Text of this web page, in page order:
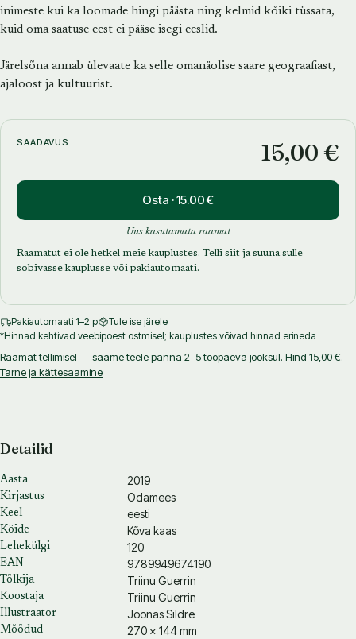
inimeste kui ka loomade hingi päästa ning kelmid kõiki tüssata,
kuid oma saatuse eest ei pääse isegi eeslid.
Järelsõna annab ülevaate ka selle omanäolise saare geograafiast,
ajaloost ja kultuurist.
SAADAVUS 15,00 €
Osta · 15.00 €
Uus kasutamata raamat
Raamatut ei ole hetkel meie kauplustes. Telli siit ja suuna sulle
sobivasse kauplusse või pakiautomaati.
Pakiautomaati 1–2 p
Tule ise järele
*Hinnad kehtivad veebipoest ostmisel; kauplustes võivad hinnad erineda
Raamat tellimisel — saame teele panna 2–5 tööpäeva jooksul. Hind 15,00 €.
Tarne ja kättesaamine
Detailid
Aasta 2019
Kirjastus Odamees
Keel eesti
Köide Kõva kaas
Lehekülgi 120
EAN 9789949674190
Tõlkija Triinu Guerrin
Koostaja Triinu Guerrin
Illustraator Joonas Sildre
Mõõdud 270 × 144 mm